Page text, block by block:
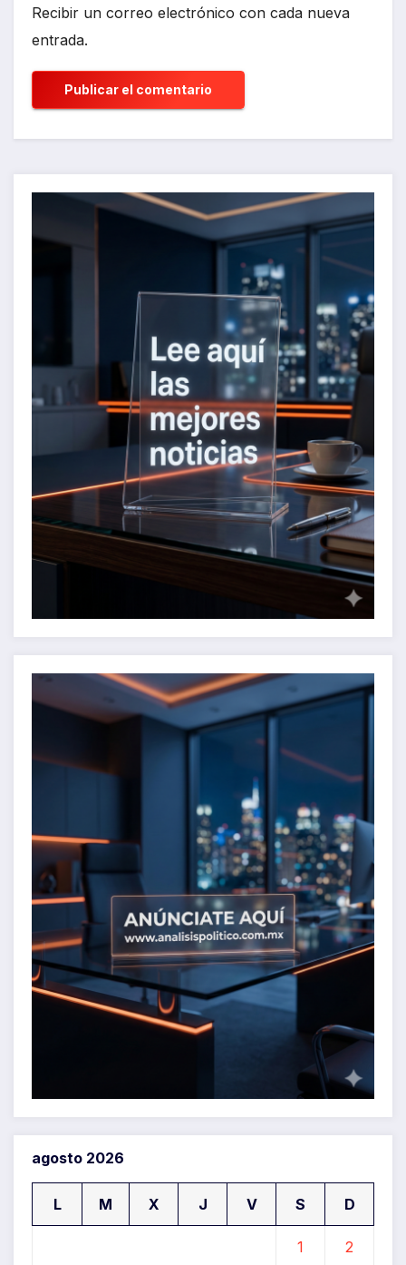
Recibir un correo electrónico con cada nueva
entrada.
agosto 2026
L M X J V S D
1 2